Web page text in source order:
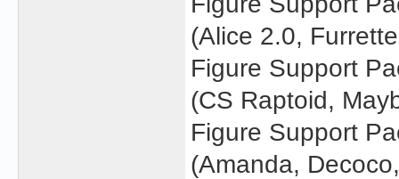
(Alice 2.0,
Figure Support
(CS Raptoid,
Figure Support
(Amanda,